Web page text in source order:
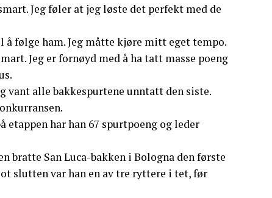
Jeg føler at jeg løste det perfekt med de
å følge ham. Jeg måtte kjøre mitt eget tempo.
Jeg er fornøyd med å ha tatt masse poeng
vant alle bakkespurtene unntatt den siste.
etappen har han 67 spurtpoeng og leder
bratte San Luca-bakken i Bologna den første
slutten var han en av tre ryttere i tet, før